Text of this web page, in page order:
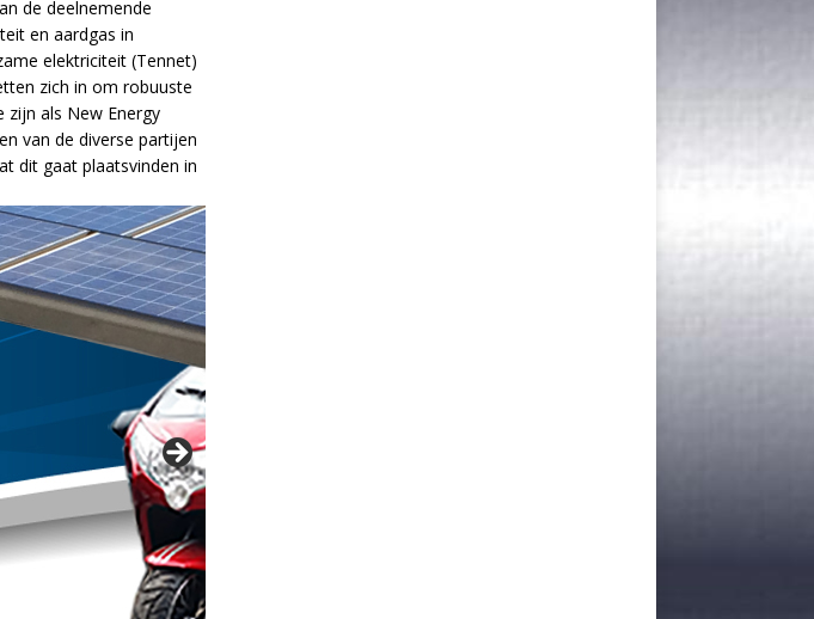
de deelnemende
en aardgas in
elektriciteit (Tennet)
zich in om robuuste
als New Energy
van de diverse partijen
dit gaat plaatsvinden in